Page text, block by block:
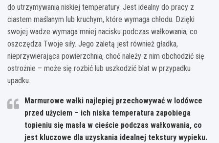
do utrzymywania niskiej temperatury. Jest idealny do pracy z
ciastem maślanym lub kruchym, które wymaga chłodu. Dzięki
swojej wadze wymaga mniej nacisku podczas wałkowania, co
oszczędza Twoje siły. Jego zaletą jest również gładka,
nieprzywierająca powierzchnia, choć należy z nim obchodzić się
ostrożnie – może się rozbić lub uszkodzić blat w przypadku
upadku.
Marmurowe wałki najlepiej przechowywać w lodówce
przed użyciem – ich niska temperatura zapobiega
topieniu się masła w cieście podczas wałkowania, co
jest kluczowe dla uzyskania idealnej tekstury wypieku.